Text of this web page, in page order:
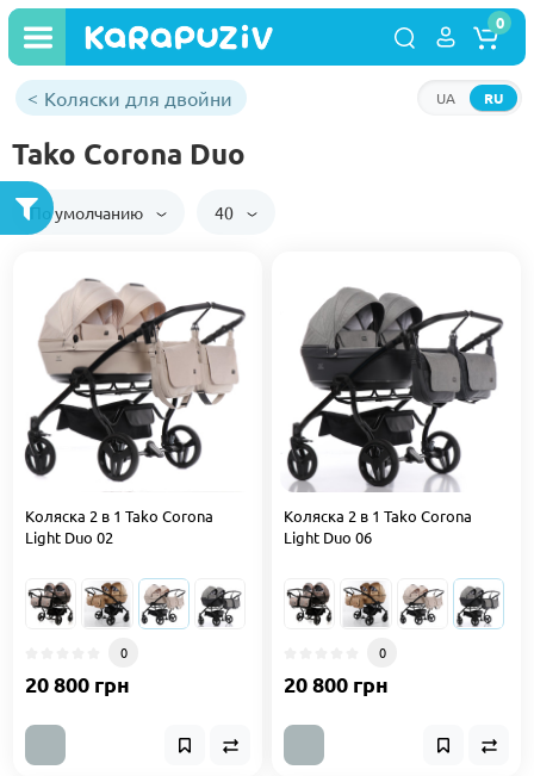
RU
UA
0
Коляски для двойни
Tako Corona Duo
По умолчанию 40
Коляска 2 в 1 Tako Corona
Light Duo 02
0
20 800 грн
Коляска 2 в 1 Tako Corona
Light Duo 06
0
20 800 грн